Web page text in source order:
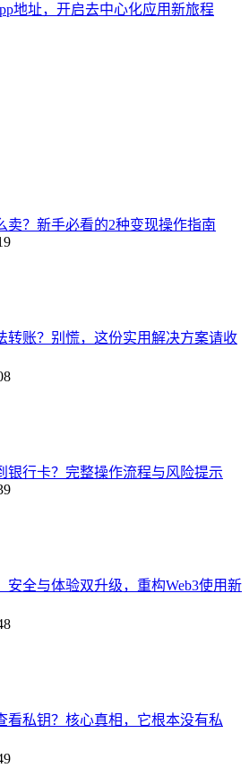
地址，开启去中心化应用新旅程
卖？新手必看的2种变现操作指南
转账？别慌，这份实用解决方案请收
银行卡？完整操作流程与风险提示
安全与体验双升级，重构Web3使用新
看私钥？核心真相，它根本没有私